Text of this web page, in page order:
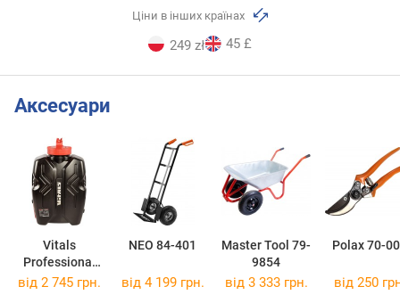
Ціни в інших країнах
249 zł 45 £
Аксесуари
Vitals
Professional
Sm 312omb Kit
NEO 84-401
Master Tool 79-
9854
Polax 70-
від 2 745 грн. від 4 199 грн. від 3 333 грн. від 250